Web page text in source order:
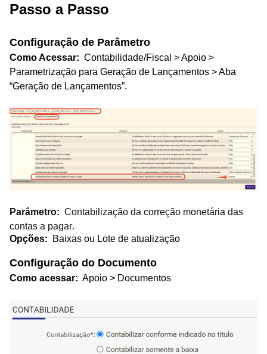
Passo a Passo
Configuração de Parâmetro
Como Acessar: Contabilidade/Fiscal > Apoio >
Parametrização para Geração de Lançamentos > Aba
“Geração de Lançamentos”.
Parâmetro: Contabilização da correção monetária das
contas a pagar.
Opções: Baixas ou Lote de atualização
Configuração do Documento
Como acessar: Apoio > Documentos